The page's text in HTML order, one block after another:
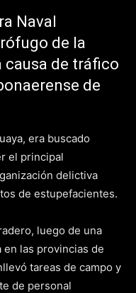
Naval
de la
causa de tráfico
de
era buscado
el principal
delictiva
de estupefacientes.
luego de una
las provincias de
tareas de campo y
de personal